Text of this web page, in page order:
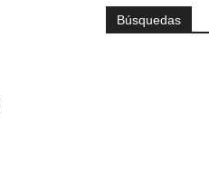
Búsquedas